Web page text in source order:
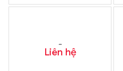
Liên hệ